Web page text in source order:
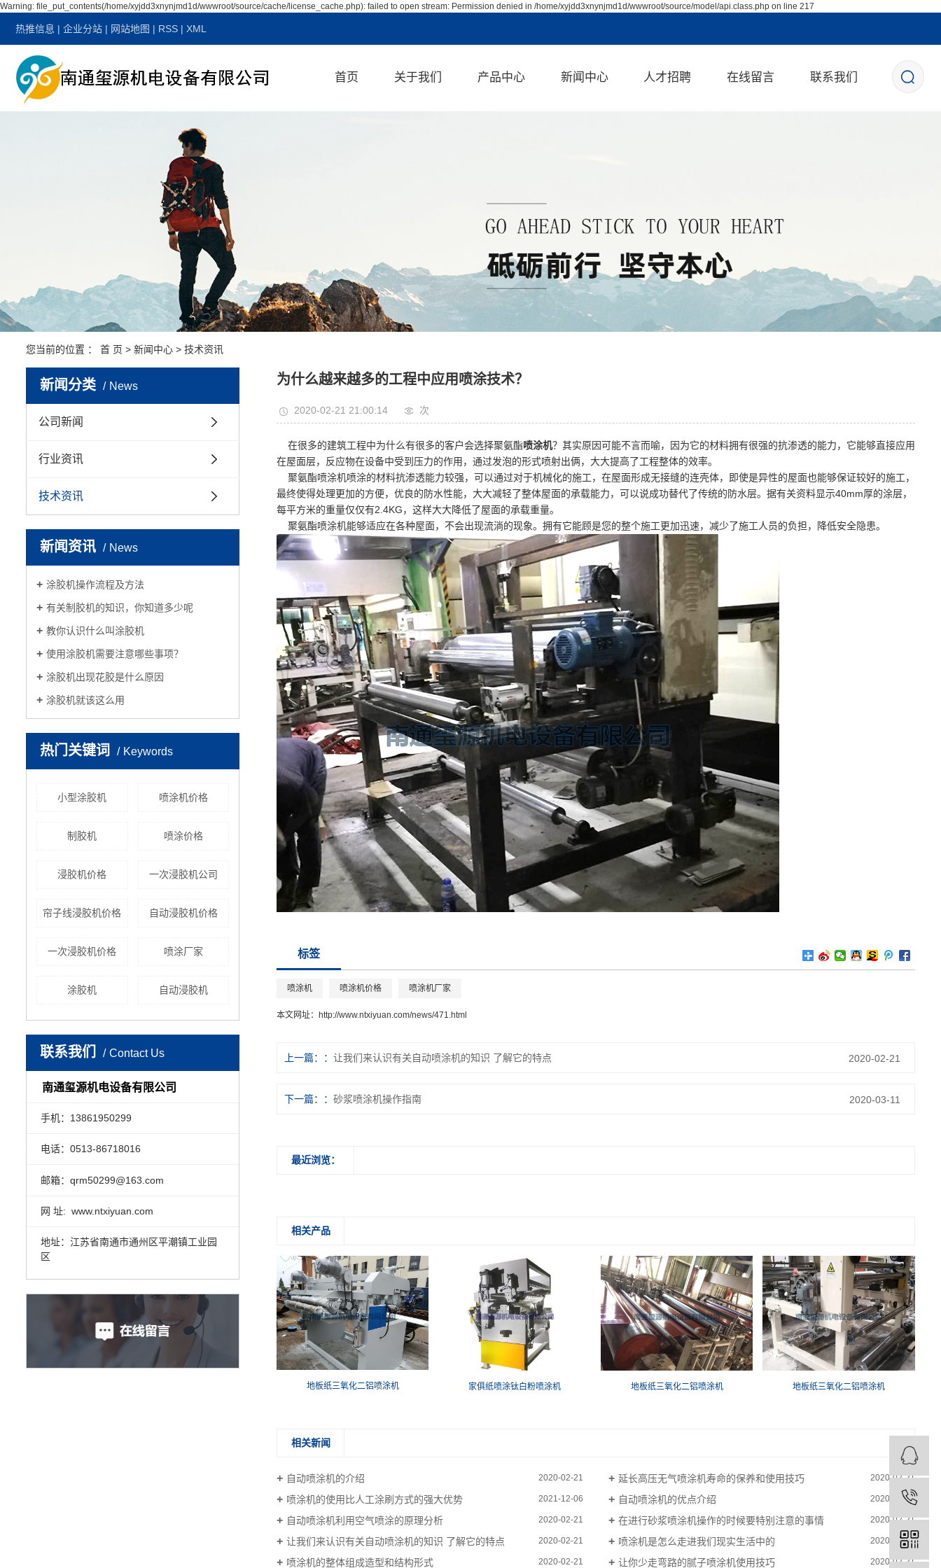
Warning: file_put_contents(/home/xyjdd3xnynjmd1d/wwwroot/source/cache/license_cache.php): failed to open stream: Permission denied in /home/xyjdd3xnynjmd1d/wwwroot/source/model/api.class.php on line 217
热推信息 | 企业分站 | 网站地图 | RSS | XML
首页 关于我们 产品中心
涂胶机
帘子线浸胶机
环氧树脂浸胶机
油冷机
新闻中心 人才招聘 在线留言 联系我们
您当前的位置 ： 首 页 > 新闻中心 > 技术资讯
新闻分类 News
公司新闻
行业资讯
技术资讯
新闻资讯 News
涂胶机操作流程及方法
有关制胶机的知识，你知道多少呢
教你认识什么叫涂胶机
使用涂胶机需要注意哪些事项？
涂胶机出现花胶是什么原因
涂胶机就该这么用
热门关键词 Keywords
小型涂胶机 喷涂机价格
制胶机 喷涂价格
浸胶机价格 一次浸胶机公司
帘子线浸胶机价格 自动浸胶机价格
一次浸胶机价格 喷涂厂家
涂胶机 自动浸胶机
联系我们 Contact Us
南通玺源机电设备有限公司
手机：13861950299
电话：0513-86718016
邮箱：qrm50299@163.com
网 址: www.ntxiyuan.com
地址：江苏省南通市通州区平潮镇工业园
区
为什么越来越多的工程中应用喷涂技术？
2020-02-21 21:00:14 次
在很多的建筑工程中为什么有很多的客户会选择聚氨酯喷涂机？其实原因可能不言而喻，因为它的材料拥有很强的抗渗透的能力，它能够直接应用
在屋面层，反应物在设备中受到压力的作用，通过发泡的形式喷射出俩，大大提高了工程整体的效率。
聚氨酯喷涂机喷涂的材料抗渗透能力较强，可以通过对于机械化的施工，在屋面形成无接缝的连壳体，即使是异性的屋面也能够保证较好的施工，
最终使得处理更加的方便，优良的防水性能，大大减轻了整体屋面的承载能力，可以说成功替代了传统的防水层。据有关资料显示40mm厚的涂层，
每平方米的重量仅仅有2.4KG，这样大大降低了屋面的承载重量。
聚氨酯喷涂机能够适应在各种屋面，不会出现流淌的现象。拥有它能顾是您的整个施工更加迅速，减少了施工人员的负担，降低安全隐患。
标签
喷涂机 喷涂机价格 喷涂机厂家
本文网址： http://www.ntxiyuan.com/news/471.html
上一篇： 让我们来认识有关自动喷涂机的知识 了解它的特点 2020-02-21
下一篇： 砂浆喷涂机操作指南 2020-03-11
最近浏览：
相关产品
地板纸三氧化二铝喷涂机 家俱纸喷涂钛白粉喷涂机 地板纸三氧化二铝喷涂机 地板纸三氧化二铝喷涂机
相关新闻
自动喷涂机的介绍 2020-02-21 延长高压无气喷涂机寿命的保养和使用技巧 2020-02-21
喷涂机的使用比人工涂刷方式的强大优势 2021-12-06 自动喷涂机的优点介绍 2020-02-21
自动喷涂机利用空气喷涂的原理分析 2020-02-21 在进行砂浆喷涂机操作的时候要特别注意的事情 2020-02-21
让我们来认识有关自动喷涂机的知识 了解它的特点 2020-02-21 喷涂机是怎么走进我们现实生活中的 2020-02-21
喷涂机的整体组成造型和结构形式 2020-02-21 让你少走弯路的腻子喷涂机使用技巧 2020-02-21